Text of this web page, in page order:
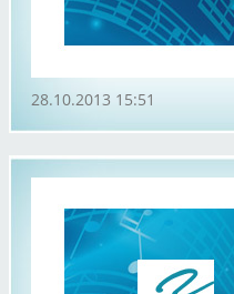
28.10.2013 15:51